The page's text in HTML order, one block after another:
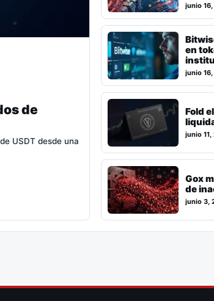
de
USDT desde una
junio
en
junio
Fold
junio
Gox
de
junio 3,